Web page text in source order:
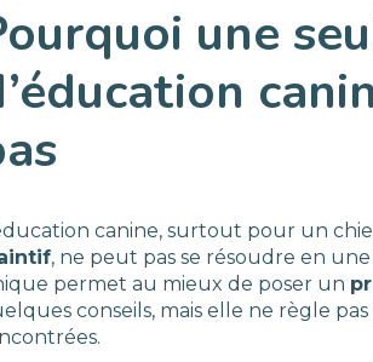
une
canine, surtout pour un
, ne peut pas se résoudre en
permet au mieux de poser un
conseils, mais elle ne règle